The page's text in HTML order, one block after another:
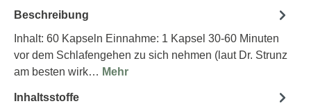
Beschreibung
Inhalt: 60 Kapseln Einnahme: 1 Kapsel 30-60 Minuten
vor dem Schlafengehen zu sich nehmen (laut Dr. Strunz
am besten wirk… Mehr
Inhaltsstoffe